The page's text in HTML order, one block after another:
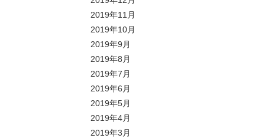
2019年11月
2019年10月
2019年9月
2019年8月
2019年7月
2019年6月
2019年5月
2019年4月
2019年3月